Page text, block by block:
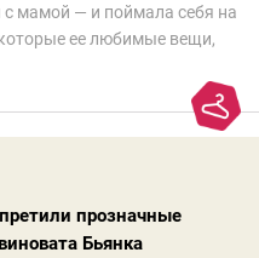
мамой — и поймала себя на
ее любимые вещи,
сама мода сделала шаг
прозначные
Бьянка